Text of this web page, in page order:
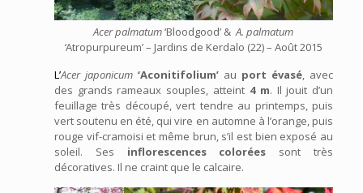
Acerpalmatum‘Bloodgood’ &A.palmatum
‘Atropurpureum’ – Jardins de Kerdalo (22) – Août 2015
L’Acer japonicum ‘Aconitifolium’au port évasé, avec
des grands rameaux souples, atteint 4 m. Il jouit d’un
feuillage très découpé, vert tendre au printemps, puis
vert soutenu en été, qui vire en automne à l’orange, puis
rouge vif-cramoisi et même brun, s’il est bien exposé au
soleil. Ses inflorescences colorées sont très
décoratives. Il ne craint que le calcaire.